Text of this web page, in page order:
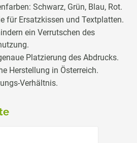
Schwarz, Grün, Blau, Rot.
für Ersatzkissen und Textplatten.
ein Verrutschen des
Platzierung des Abdrucks.
Herstellung in Österreich.
Verhältnis.